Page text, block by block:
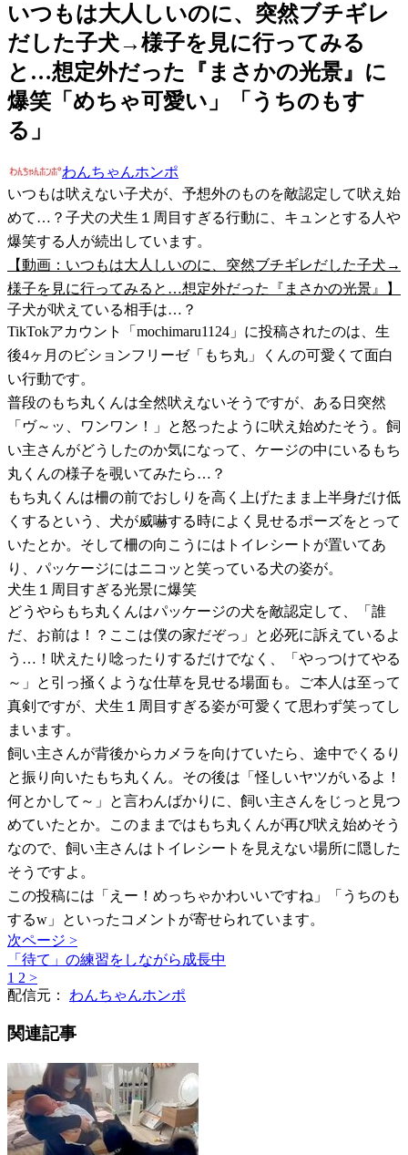
いつもは大人しいのに、突然ブチギレ
だした子犬→様子を見に行ってみる
と…想定外だった『まさかの光景』に
爆笑「めちゃ可愛い」「うちのもす
る」
わんちゃんホンポ
いつもは吠えない子犬が、予想外のものを敵認定して吠え始
めて…？子犬の犬生１周目すぎる行動に、キュンとする人や
爆笑する人が続出しています。
【動画：いつもは大人しいのに、突然ブチギレだした子犬→
様子を見に行ってみると…想定外だった『まさかの光景』】
子犬が吠えている相手は…？
TikTokアカウント「mochimaru1124」に投稿されたのは、生
後4ヶ月のビションフリーゼ「もち丸」くんの可愛くて面白
い行動です。
普段のもち丸くんは全然吠えないそうですが、ある日突然
「ヴ～ッ、ワンワン！」と怒ったように吠え始めたそう。飼
い主さんがどうしたのか気になって、ケージの中にいるもち
丸くんの様子を覗いてみたら…？
もち丸くんは柵の前でおしりを高く上げたまま上半身だけ低
くするという、犬が威嚇する時によく見せるポーズをとって
いたとか。そして柵の向こうにはトイレシートが置いてあ
り、パッケージにはニコッと笑っている犬の姿が。
犬生１周目すぎる光景に爆笑
どうやらもち丸くんはパッケージの犬を敵認定して、「誰
だ、お前は！？ここは僕の家だぞっ」と必死に訴えているよ
う…！吠えたり唸ったりするだけでなく、「やっつけてやる
～」と引っ掻くような仕草を見せる場面も。ご本人は至って
真剣ですが、犬生１周目すぎる姿が可愛くて思わず笑ってし
まいます。
飼い主さんが背後からカメラを向けていたら、途中でくるり
と振り向いたもち丸くん。その後は「怪しいヤツがいるよ！
何とかして～」と言わんばかりに、飼い主さんをじっと見つ
めていたとか。このままではもち丸くんが再び吠え始めそう
なので、飼い主さんはトイレシートを見えない場所に隠した
そうですよ。
この投稿には「えー！めっちゃかわいいですね」「うちのも
するw」といったコメントが寄せられています。
次ページ >
「待て」の練習をしながら成長中
1 2 >
配信元： わんちゃんホンポ
関連記事